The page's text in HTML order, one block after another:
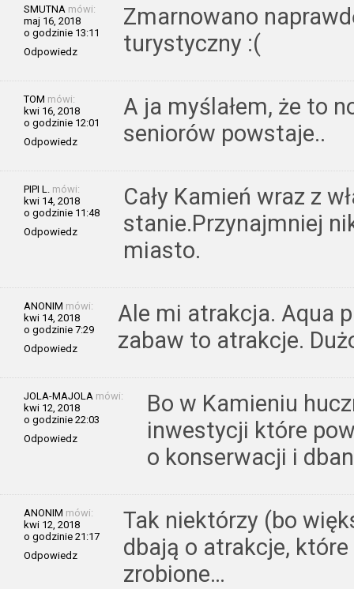
SMUTNA mówi:
maj 16, 2018
o godzinie 13:11
Odpowiedz
Zmarnowano
turystyczny :(
TOM mówi:
kwi 16, 2018
o godzinie 12:01
Odpowiedz
A ja myślałem, że to
seniorów powstaje..
PIPI L. mówi:
kwi 14, 2018
o godzinie 11:48
Odpowiedz
Cały Kamień wraz z
stanie.Przynajmniej
miasto.
ANONIM mówi:
kwi 14, 2018
o godzinie 7:29
Odpowiedz
Ale mi atrakcja. Aqua
zabaw to atrakcje.
JOLA-MAJOLA mówi:
kwi 12, 2018
o godzinie 22:03
Odpowiedz
Bo w Kamieniu
inwestycji które
o konserwacji i
ANONIM mówi:
kwi 12, 2018
o godzinie 21:17
Odpowiedz
Tak niektórzy (bo
dbają o atrakcje, które
zrobione…